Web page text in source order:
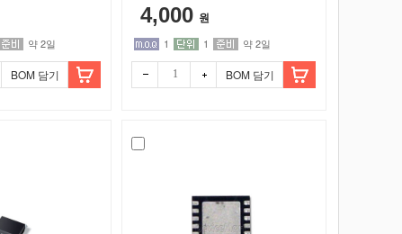
빼기 더하
약 2일
BOM 담기
4,000 원
1 1 약 2일
BOM 담기